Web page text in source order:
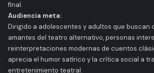
final.
Audiencia meta:
Dirigido a adolescentes y adultos que buscan
amantes del teatro alternativo, personas
reinterpretaciones modernas de cuentos
aprecia el humor satírico y la crítica social a
entretenimiento teatral.